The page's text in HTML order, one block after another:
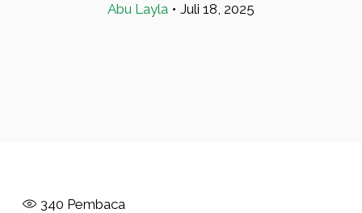
Abu Layla • Juli 18, 2025
340 Pembaca